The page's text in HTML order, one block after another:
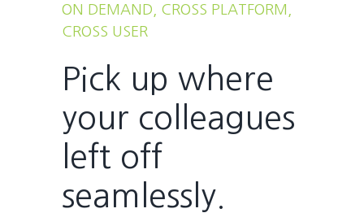
ON DEMAND, CROSS PLATFORM,
CROSS USER
Pick up where
your colleagues
left off
seamlessly.